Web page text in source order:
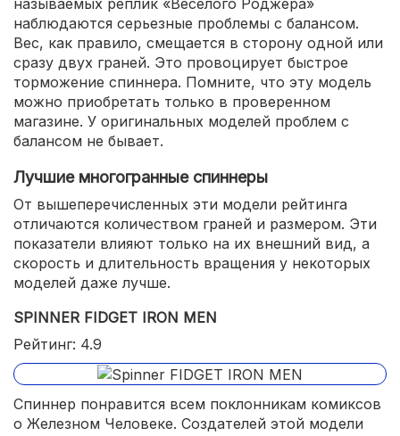
наблюдаются серьезные проблемы с балансом.
Вес, как правило, смещается в сторону одной или
сразу двух граней. Это провоцирует быстрое
торможение спиннера. Помните, что эту модель
можно приобретать только в проверенном
магазине. У оригинальных моделей проблем с
балансом не бывает.
Лучшие многогранные спиннеры
От вышеперечисленных эти модели рейтинга
отличаются количеством граней и размером. Эти
показатели влияют только на их внешний вид, а
скорость и длительность вращения у некоторых
моделей даже лучше.
SPINNER FIDGET IRON MEN
Рейтинг: 4.9
Спиннер понравится всем поклонникам комиксов
о Железном Человеке. Создателей этой модели